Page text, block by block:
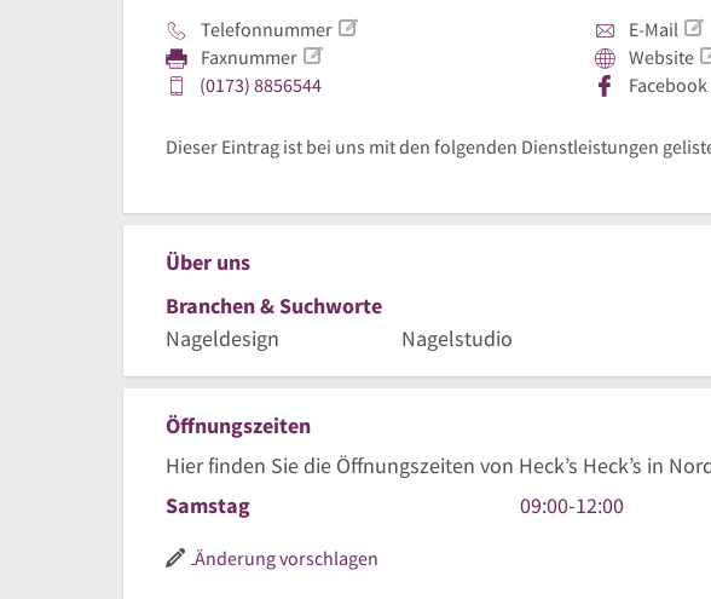
Telefonnummer
Faxnummer
(0173) 8856544
E-Mail
Website
Dieser Eintrag ist bei uns mit den folgenden Dienstleistungen
Über uns
Branchen & Suchworte
Nageldesign
Nagelstudio
Öffnungszeiten
Hier finden Sie die Öffnungszeiten von Heck’s Heck’s in
Samstag
9
09:00-12:00
Änderung vorschlagen